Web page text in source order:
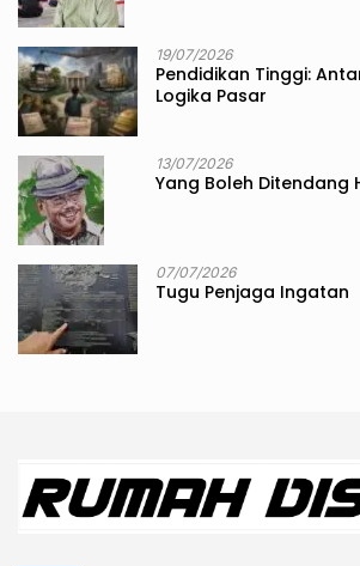
19/07/2026
Pendidikan Tinggi:
Logika Pasar
13/07/2026
Yang Boleh Ditendang
07/07/2026
Tugu Penjaga Ingatan